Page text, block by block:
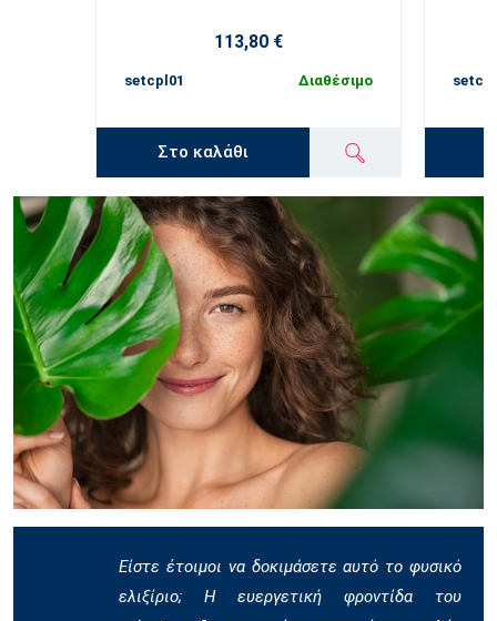
113,80 €
setcpl01 Διαθέσιμο
Στο καλάθι
Είστε έτοιμοι να δοκιμάσετε αυτό το φυσικό
ελιξίριο; Η ευεργετική φροντίδα του